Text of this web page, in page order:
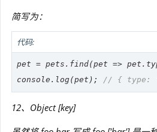
简写为：
代码:
pet = pets.find(pet =>
console .log(pet); // { type:
12、Object [key]